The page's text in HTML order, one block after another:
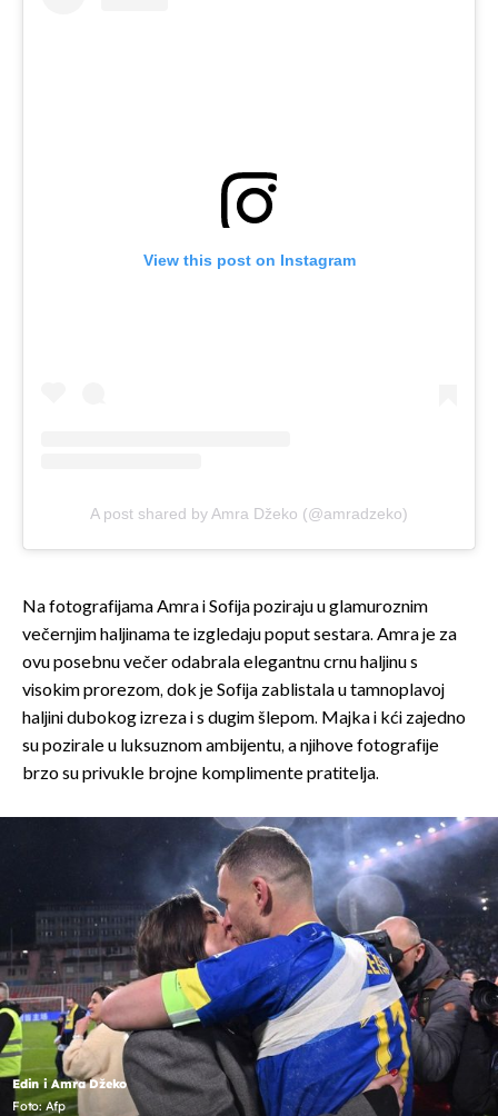
View this post on Instagram
A post shared by Amra Džeko (@amradzeko)
Na fotografijama Amra i Sofija poziraju u glamuroznim
večernjim haljinama te izgledaju poput sestara. Amra je za
ovu posebnu večer odabrala elegantnu crnu haljinu s
visokim prorezom, dok je Sofija zablistala u tamnoplavoj
haljini dubokog izreza i s dugim šlepom. Majka i kći zajedno
su pozirale u luksuznom ambijentu, a njihove fotografije
brzo su privukle brojne komplimente pratitelja.
Edin i Amra Džeko
Foto: Afp